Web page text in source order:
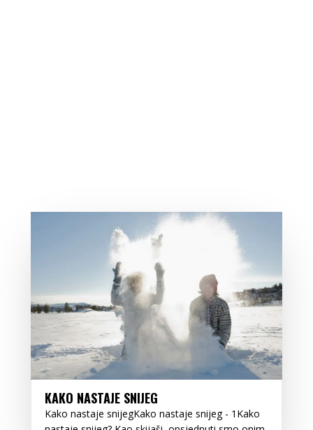
KAKO NASTAJE SNIJEG
Kako nastaje snijegKako nastaje snijeg - 1Kako